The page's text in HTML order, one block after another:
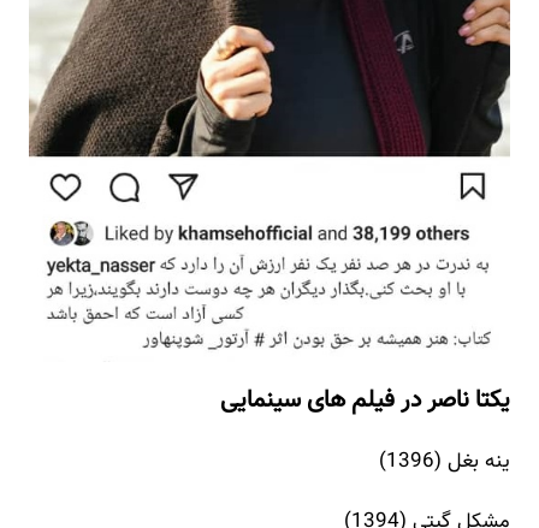
یکتا ناصر در فیلم های سینمایی
ینه بغل (1396)
مشکل گیتی (1394)